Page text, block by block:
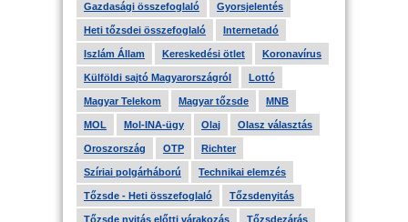
Gazdasági összefoglaló Gyorsjelentés
Heti tőzsdei összefoglaló Internetadó
Iszlám Állam Kereskedési ötlet Koronavírus
Külföldi sajtó Magyarországról Lottó
Magyar Telekom Magyar tőzsde MNB
MOL Mol-INA-ügy Olaj Olasz választás
Oroszország OTP Richter
Szíriai polgárháború Technikai elemzés
Tőzsde - Heti összefoglaló Tőzsdenyitás
Tőzsde nyitás előtti várakozás Tőzsdezárás